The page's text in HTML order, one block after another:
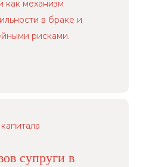
как механизм
в браке и
рисками.
супруги в